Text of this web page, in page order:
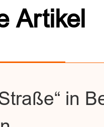
Artikel
in